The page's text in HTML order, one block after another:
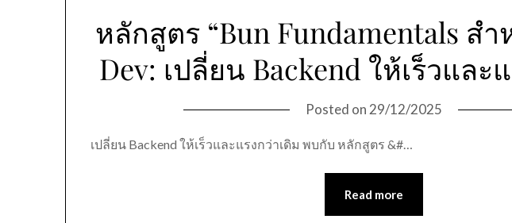
หลักสูตร “Bun Fundamentals สำ
Dev: เปลี่ยน Backend ให้เร็วและ
Posted on 29/12/2025
เปลี่ยน Backend ให้เร็วและแรงกว่าเดิม พบกับ หลักสูตร &#…
Read more